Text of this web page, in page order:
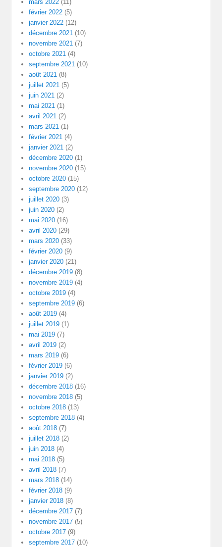
mars 2022 (11)
février 2022 (5)
janvier 2022 (12)
décembre 2021 (10)
novembre 2021 (7)
octobre 2021 (4)
septembre 2021 (10)
août 2021 (8)
juillet 2021 (5)
juin 2021 (2)
mai 2021 (1)
avril 2021 (2)
mars 2021 (1)
février 2021 (4)
janvier 2021 (2)
décembre 2020 (1)
novembre 2020 (15)
octobre 2020 (15)
septembre 2020 (12)
juillet 2020 (3)
juin 2020 (2)
mai 2020 (16)
avril 2020 (29)
mars 2020 (33)
février 2020 (9)
janvier 2020 (21)
décembre 2019 (8)
novembre 2019 (4)
octobre 2019 (4)
septembre 2019 (6)
août 2019 (4)
juillet 2019 (1)
mai 2019 (7)
avril 2019 (2)
mars 2019 (6)
février 2019 (6)
janvier 2019 (2)
décembre 2018 (16)
novembre 2018 (5)
octobre 2018 (13)
septembre 2018 (4)
août 2018 (7)
juillet 2018 (2)
juin 2018 (4)
mai 2018 (5)
avril 2018 (7)
mars 2018 (14)
février 2018 (9)
janvier 2018 (8)
décembre 2017 (7)
novembre 2017 (5)
octobre 2017 (9)
septembre 2017 (10)